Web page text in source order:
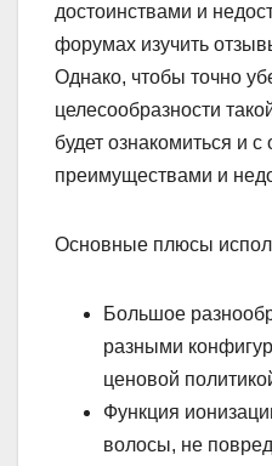
достоинствами и
форумах изучить
Однако, чтобы точно
целесообразности
будет ознакомиться и
преимуществами и
Основные плюсы
Большое
разными
ценовой
Функция
волосы, не